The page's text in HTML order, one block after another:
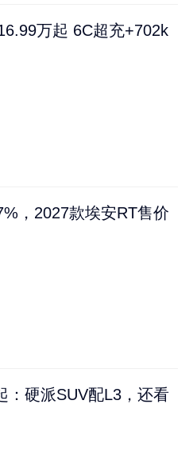
万起 6C超充+702k
，2027款埃安RT售价
：硬派SUV配L3，还看